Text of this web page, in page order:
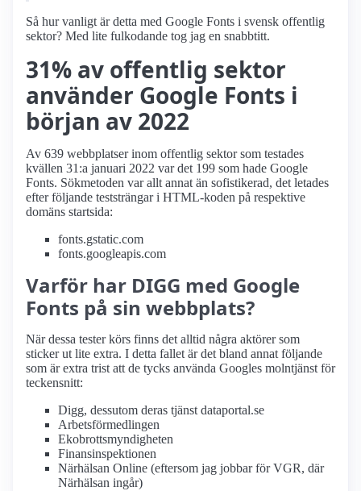
Så hur vanligt är detta med Google Fonts i svensk offentlig
sektor? Med lite fulkodande tog jag en snabbtitt.
31% av offentlig sektor
använder Google Fonts i
början av 2022
Av 639 webbplatser inom offentlig sektor som testades
kvällen 31:a januari 2022 var det 199 som hade Google
Fonts. Sökmetoden var allt annat än sofistikerad, det letades
efter följande teststrängar i HTML-koden på respektive
domäns startsida:
fonts.gstatic.com
fonts.googleapis.com
Varför har DIGG med Google
Fonts på sin webbplats?
När dessa tester körs finns det alltid några aktörer som
sticker ut lite extra. I detta fallet är det bland annat följande
som är extra trist att de tycks använda Googles molntjänst för
teckensnitt:
Digg, dessutom deras tjänst dataportal.se
Arbetsförmedlingen
Ekobrottsmyndigheten
Finansinspektionen
Närhälsan Online (eftersom jag jobbar för VGR, där
Närhälsan ingår)